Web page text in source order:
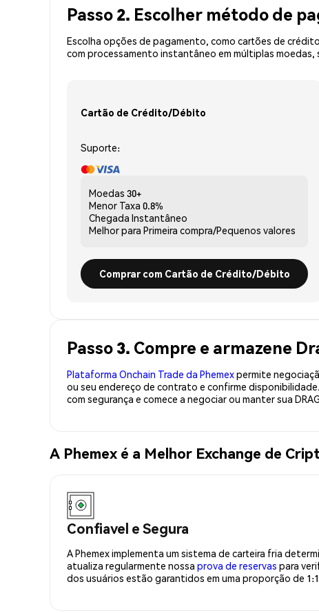
Passo 2. Escolher método de
Escolha opções de pagamento, como cartões de
com processamento instantâneo em múltiplas moedas,
Cartão de Crédito/Débito
Suporte:
Moedas 30+
Menor Taxa 0.8%
Chegada Instantâneo
Melhor para Primeira compra/Pequenos valores
Comprar com Cartão de Crédito/Débito
Passo 3. Compre e armazene
Plataforma Onchain Trade da Phemexpermite
ou seu endereço de contrato e confirme disponibilidade.
com segurança e comece a negociar ou manter sua
A Phemex é a Melhor Exchange de
Confiavel e Segura
A Phemex implementa um sistema de carteira fria
atualiza regularmente nossa prova de reservas para
dos usuários estão garantidos em uma proporção de